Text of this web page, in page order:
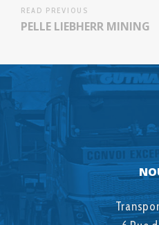
READ PREVIOUS
PELLE LIEBHERR MINING